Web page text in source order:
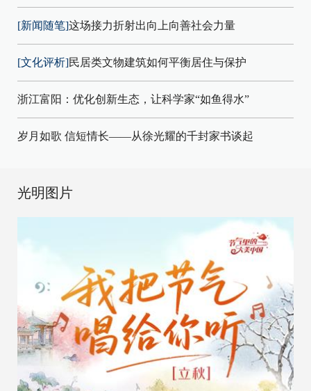
[新闻随笔]这场接力折射出向上向善社会力量
[文化评析]民居类文物建筑如何平衡居住与保护
浙江富阳：优化创新生态，让科学家“如鱼得水”
岁月如歌 信短情长——从徐光耀的千封家书谈起
光明图片